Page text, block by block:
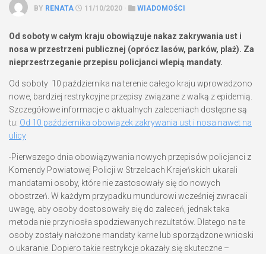
BY RENATA 11/10/2020 · WIADOMOŚCI
Od soboty w całym kraju obowiązuje nakaz zakrywania ust i
nosa w przestrzeni publicznej (oprócz lasów, parków, plaż). Za
nieprzestrzeganie przepisu policjanci wlepią mandaty.
Od soboty 10 października na terenie całego kraju wprowadzono
nowe, bardziej restrykcyjne przepisy związane z walką z epidemią.
Szczegółowe informacje o aktualnych zaleceniach dostępne są
tu: Od 10 października obowiązek zakrywania ust i nosa nawet na
ulicy
-Pierwszego dnia obowiązywania nowych przepisów policjanci z
Komendy Powiatowej Policji w Strzelcach Krajeńskich ukarali
mandatami osoby, które nie zastosowały się do nowych
obostrzeń. W każdym przypadku mundurowi wcześniej zwracali
uwagę, aby osoby dostosowały się do zaleceń, jednak taka
metoda nie przyniosła spodziewanych rezultatów. Dlatego na te
osoby zostały nałożone mandaty karne lub sporządzone wnioski
o ukaranie. Dopiero takie restrykcje okazały się skuteczne –